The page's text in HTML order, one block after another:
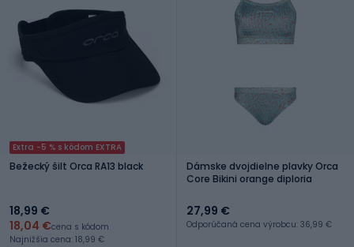
Extra -5 % s kódom EXTRA
Bežecký šilt Orca RA13 black
18,99 €
18,04 €cena s kódom
Najnižšia cena: 18,99 €
Dámske dvojdielne plavky Orca
Core Bikini orange diploria
27,99 €
Odporúčaná cena výrobcu: 36,99 €